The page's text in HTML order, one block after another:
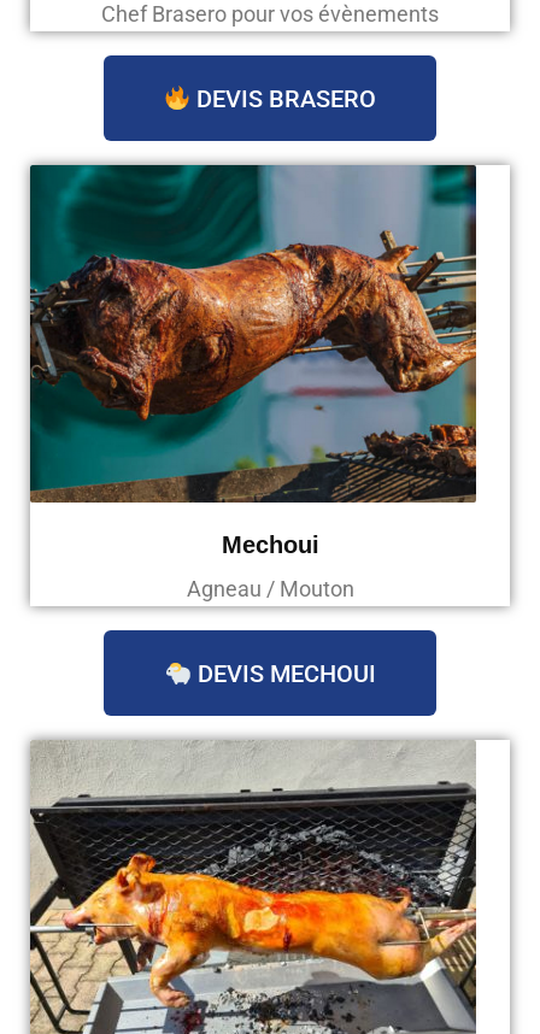
Chef Brasero pour vos évènements
DEVIS BRASERO
Mechoui
Agneau / Mouton
DEVIS MECHOUI